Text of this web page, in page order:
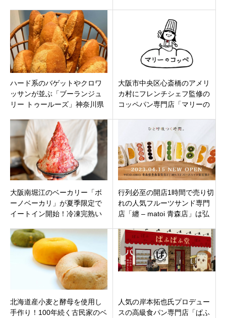
ハード系のバゲットやクロワ
ッサンが並ぶ「ブーランジュ
リー トゥールーズ」神奈川県
大阪市中央区心斎橋のアメリ
カ村にフレンチシェフ監修の
コッペパン専門店「マリーの
ープンです。
大阪南堀江のベーカリー「ボ
ーノベーカリ」が夏季限定で
イートイン開始！冷凍完熟い
定販売！！
行列必至の開店1時間で売り切
れの人気フルーツサンド専門
店「纏 – matoi 青森店」は弘
移転オープン
北海道産小麦と酵母を使用し
手作り！100年続く古民家のベ
人気の岸本拓也氏プロデュー
スの高級食パン専門店「ぱふ